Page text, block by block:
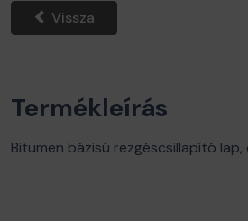
Vissza
Termékleírás
Bitumen bázisú rezgéscsillapító